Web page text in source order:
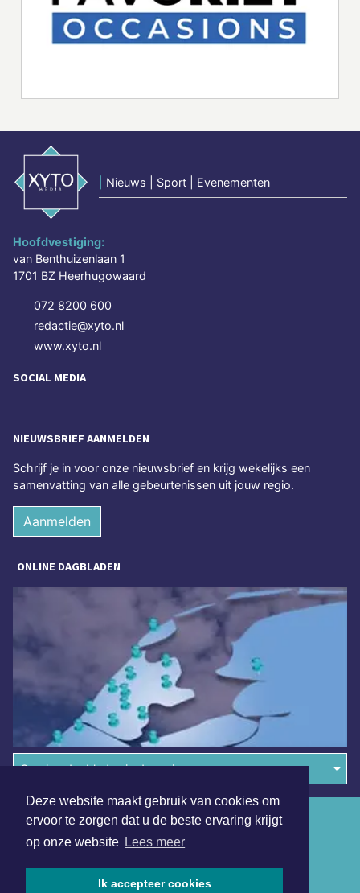
Deze website maakt gebruik van cookies om
ervoor te zorgen dat u de beste ervaring krijgt
op onze website Lees meer
Ik accepteer cookies
Nieuws | Sport | Evenementen
Hoofdvestiging:
van Benthuizenlaan 1
1701 BZ Heerhugowaard
072 8200 600
redactie@xyto.nl
www.xyto.nl
SOCIAL MEDIA
NIEUWSBRIEF AANMELDEN
Schrijf je in voor onze nieuwsbrief en krijg wekelijks een
samenvatting van alle gebeurtenissen uit jouw regio.
Aanmelden
ONLINE DAGBLADEN
Overige dagbladen in de regio
Algemene voorwaarden
Disclaimer